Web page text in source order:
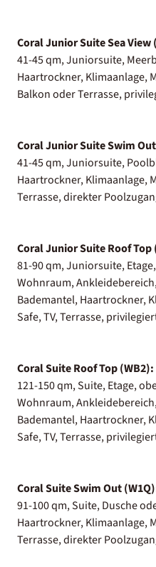
Coral Junior Suite Sea View
41-45 qm, Juniorsuite,
Haartrockner, Klimaanlage,
Balkon oder Terrasse,
Coral Junior Suite Swim
41-45 qm, Juniorsuite,
Haartrockner, Klimaanlage,
Terrasse, direkter
Coral Junior Suite Roof Top
81-90 qm, Juniorsuite,
Wohnraum,
Bademantel, Haartrockner,
Safe, TV, Terrasse,
Coral Suite Roof Top (WB2):
121-150 qm, Suite, Etage,
Wohnraum,
Bademantel, Haartrockner,
Safe, TV, Terrasse,
Coral Suite Swim Out
91-100 qm, Suite, Dusche
Haartrockner, Klimaanlage,
Terrasse, direkter